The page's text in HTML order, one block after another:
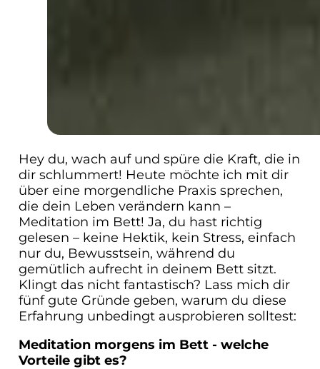
Hey du, wach auf und spüre die Kraft, die in
dir schlummert! Heute möchte ich mit dir
über eine morgendliche Praxis sprechen,
die dein Leben verändern kann –
Meditation im Bett! Ja, du hast richtig
gelesen – keine Hektik, kein Stress, einfach
nur du, Bewusstsein, während du
gemütlich aufrecht in deinem Bett sitzt.
Klingt das nicht fantastisch? Lass mich dir
fünf gute Gründe geben, warum du diese
Erfahrung unbedingt ausprobieren solltest:
Meditation morgens im Bett - welche
Vorteile gibt es?